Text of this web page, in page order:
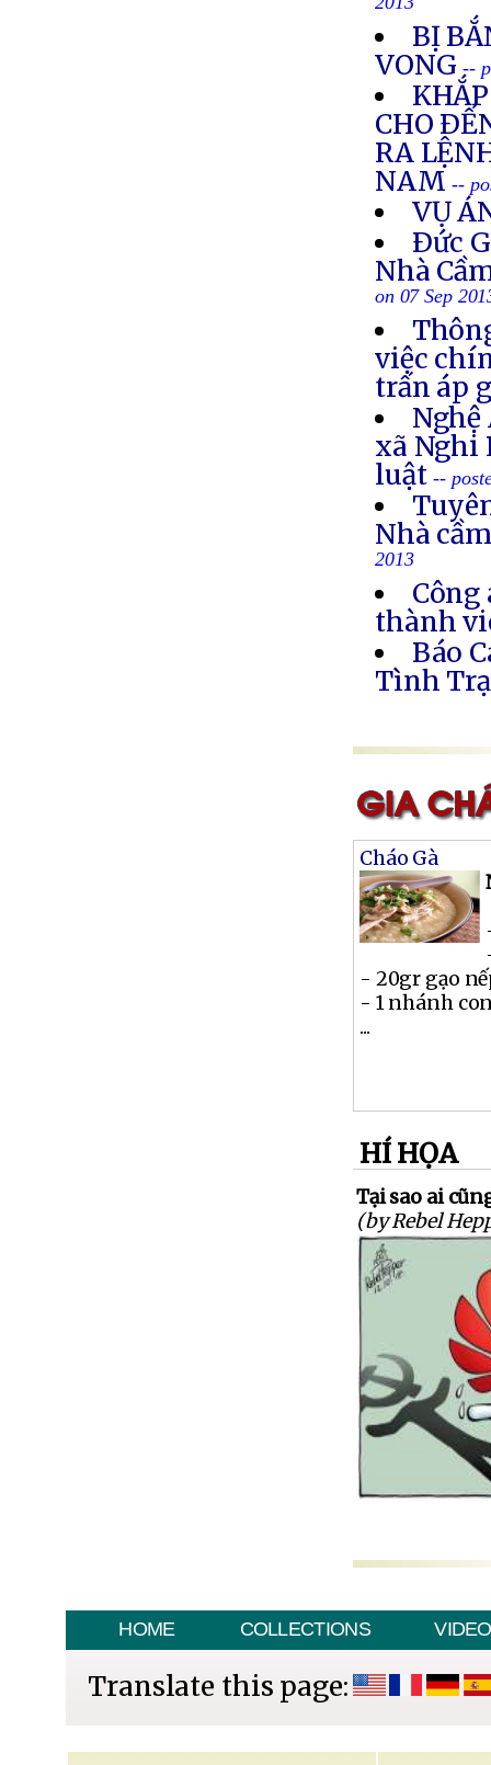
2013
BỊ
VONG --
CHO
RA
NAM--
VỤ
Ðức
Nhà
on 07 Sep
việc
trấn áp
Nghệ
xã Nghi
luật--
Nhà
2013
thành
Báo
Tình
Cháo Gà
- 20gr gạo
- 1 nhánh
...
HÍ HỌA
Tại sao ai
(by Rebel
HOME COLLECTIONS VIDEO
Translate this page: